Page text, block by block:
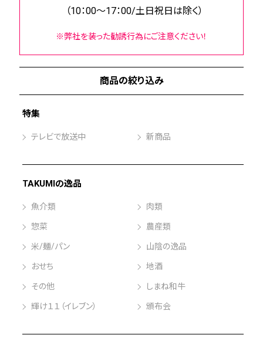
商品の絞り込み
特集
テレビで放送中 新商品
TAKUMIの逸品
魚介類 肉類
惣菜 農産類
米/麺/パン 山陰の逸品
おせち 地酒
その他 しまね和牛
輝け１１（イレブン） 頒布会
（10：00～17：00/土日祝日は除く）
※弊社を装った勧誘行為にご注意ください！